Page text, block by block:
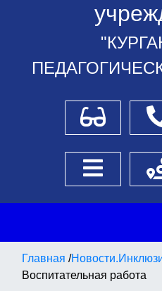
Для
Боковое меню
Главная /
Воспитательная работа